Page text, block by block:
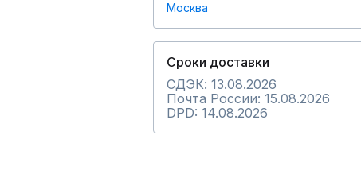
Москва
Сроки доставки
СДЭК: 13.08.2026
Почта России: 15.08.2026
DPD: 14.08.2026